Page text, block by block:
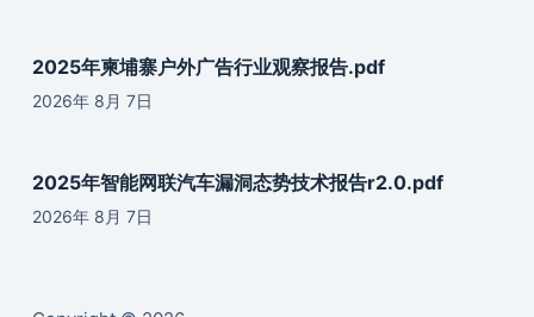
2025年柬埔寨户外广告行业观察报告.pdf
2026年 8月 7日
2025年智能网联汽车漏洞态势技术报告r2.0.pdf
2026年 8月 7日